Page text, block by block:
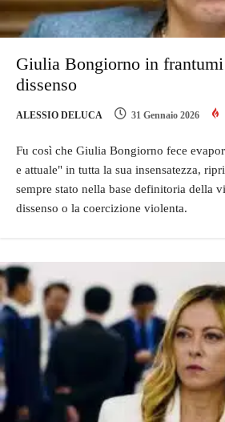
Giulia Bongiorno in frantumi
dissenso
ALESSIO DELUCA 31 Gennaio 2026
Fu così che Giulia Bongiorno fece
e attuale" in tutta la sua insensatezza,
sempre stato nella base definitoria della
dissenso o la coercizione violenta.